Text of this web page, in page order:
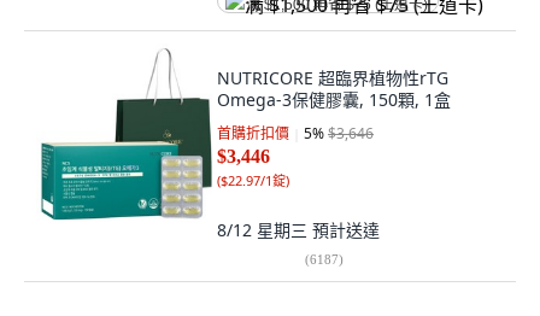
满 $1,500 再省 $75 (王道卡)
NUTRICORE 超臨界植物性rTG
Omega-3保健膠囊, 150顆, 1盒
首購折扣價 5%$3,646
$3,446
($22.97/1錠)
8/12 星期三 預計送達
(6187)